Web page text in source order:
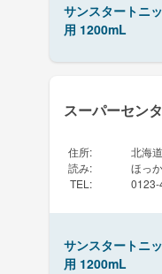
サンスタートニ
用 1200mL
スーパーセン
住所:
北海
読み:
ほっ
TEL : 0123-
サンスタートニ
用 1200mL